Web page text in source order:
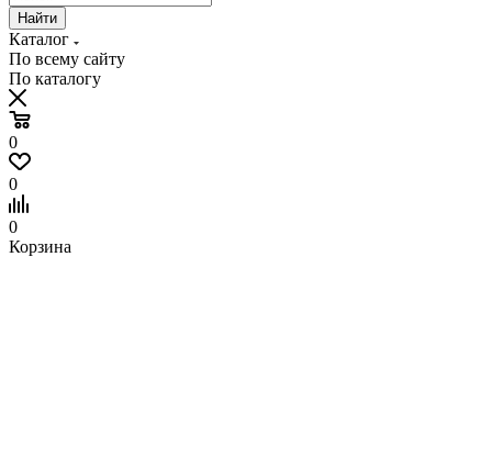
Найти
Каталог
По всему сайту
По каталогу
0
0
0
Корзина